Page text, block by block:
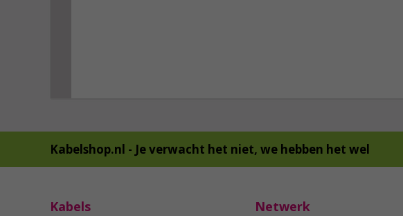
Kabelshop.nl - Je verwacht het niet, we hebben het wel
Kabels Netwerk